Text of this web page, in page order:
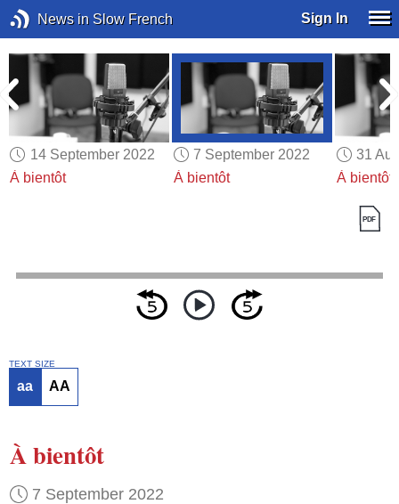
News in Slow French Sign In
14 September 2022
À bientôt
7 September 2022
À bientôt
31
À bientôt
TEXT SIZE
aa AA
À bientôt
7 September 2022